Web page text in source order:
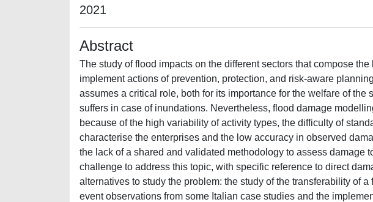
2021
Abstract
The study of flood impacts on the different sectors that compose
implement actions of prevention, protection, and risk-aware
assumes a critical role, both for its importance for the welfare of
suffers in case of inundations. Nevertheless, flood damage
because of the high variability of activity types, the difficulty of
characterise the enterprises and the low accuracy in observed
the lack of a shared and validated methodology to assess damage
challenge to address this topic, with specific reference to direct
alternatives to study the problem: the study of the transferability of
event observations from some Italian case studies and the